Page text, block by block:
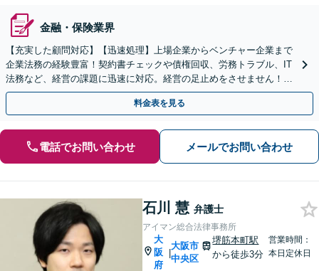
金融・保険業界
【充実した顧問対応】【迅速処理】上場企業からベンチャー企業まで
企業法務の経験豊富！契約書チェックや債権回収、労務トラブル、IT
法務など、経営の課題に迅速に対応。経営の足止めをさせません！機
動力を活かし一社一社に深く伴走！スポット相談も歓迎。
料金表を見る
電話でお問い合わせ メールでお問い合わせ
石川 慧 弁護士
アイマン総合法律事務所
大
阪
府
|
大阪市
中央区
堺筋本町駅
から徒歩3分
営業時間：
本日定休日